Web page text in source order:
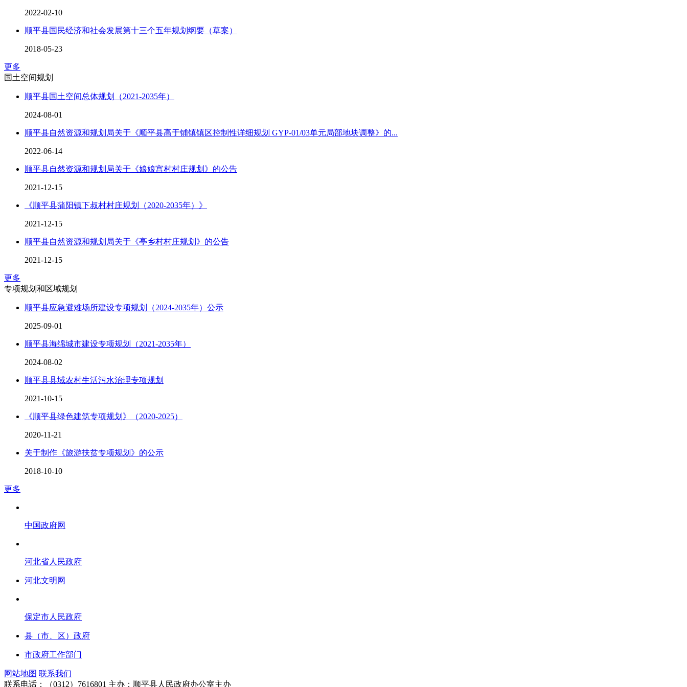
2022-02-10
顺平县国民经济和社会发展第十三个五年规划纲要（草案）
2018-05-23
更多
国土空间规划
顺平县国土空间总体规划（2021-2035年）
2024-08-01
顺平县自然资源和规划局关于《顺平县高于铺镇镇区控制性详细规划 GYP-01/03单元局部地块调整》的...
2022-06-14
顺平县自然资源和规划局关于《娘娘宫村村庄规划》的公告
2021-12-15
《顺平县蒲阳镇下叔村村庄规划（2020-2035年）》
2021-12-15
顺平县自然资源和规划局关于《亭乡村村庄规划》的公告
2021-12-15
更多
专项规划和区域规划
顺平县应急避难场所建设专项规划（2024-2035年）公示
2025-09-01
顺平县海绵城市建设专项规划（2021-2035年）
2024-08-02
顺平县县域农村生活污水治理专项规划
2021-10-15
《顺平县绿色建筑专项规划》（2020-2025）
2020-11-21
关于制作《旅游扶贫专项规划》的公示
2018-10-10
更多
中国政府网
河北省人民政府
河北文明网
保定市人民政府
县（市、区）政府
市政府工作部门
网站地图 联系我们
联系电话：（0312）7616801 主办：顺平县人民政府办公室主办